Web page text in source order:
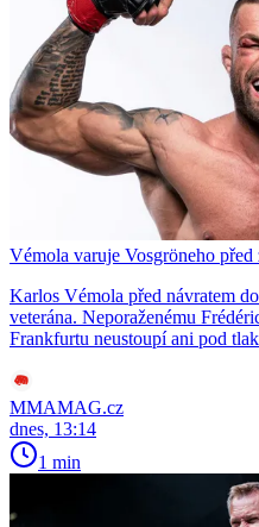
Vémola varuje Vosgröneho před
Karlos Vémola před návratem
veterána. Neporaženému
Frankfurtu neustoupí ani pod
MMAMAG.cz
dnes, 13:14
1 min